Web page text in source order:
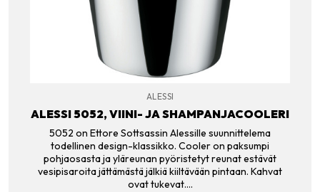
ALESSI
ALESSI 5052, VIINI- JA SHAMPANJACOOLERI
5052 on Ettore Sottsassin Alessille suunnittelema
todellinen design-klassikko. Cooler on paksumpi
pohjaosasta ja yläreunan pyöristetyt reunat estävät
vesipisaroita jättämästä jälkiä kiiltävään pintaan. Kahvat
ovat tukevat.…